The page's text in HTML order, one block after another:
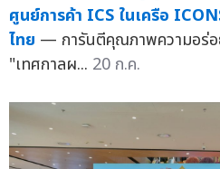
ศูนย์การค้า ICS ในเครือ
ไทย — การันตีคุณภาพความอร่อ
"เทศกาลผ... 20 ก.ค.